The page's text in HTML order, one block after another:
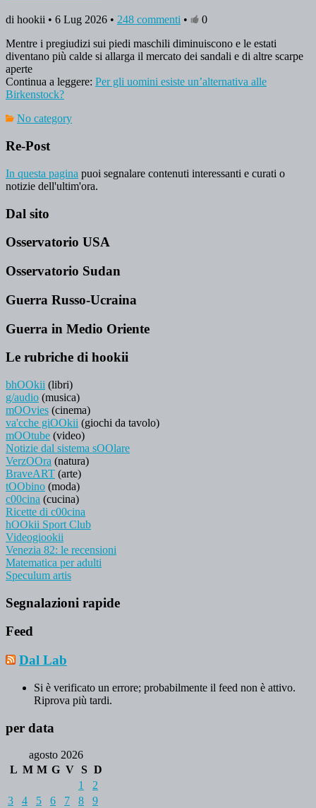
di hookii • 6 Lug 2026 • 248 commenti •
0
Mentre i pregiudizi sui piedi maschili diminuiscono e le estati
diventano più calde si allarga il mercato dei sandali e di altre scarpe
aperte
Continua a leggere: Per gli uomini esiste un’alternativa alle
Birkenstock?
No category
Re-Post
In questa pagina puoi segnalare contenuti interessanti e curati o
notizie dell'ultim'ora.
Dal sito
Osservatorio USA
Osservatorio Sudan
Guerra Russo-Ucraina
Guerra in Medio Oriente
Le rubriche di hookii
bhOOkii (libri)
g/audio (musica)
mOOvies (cinema)
va'cche giOOkii (giochi da tavolo)
mOOtube (video)
Notizie dal sistema sOOlare
VerzOOra (natura)
BraveART (arte)
tOObino (moda)
c00cina (cucina)
Ricette di c00cina
hOOkii Sport Club
Videogiookii
Venezia 82: le recensioni
Matematica per adulti
Speculum artis
Segnalazioni rapide
Feed
Dal Lab
Si è verificato un errore; probabilmente il feed non è attivo.
Riprova più tardi.
per data
agosto 2026
L M M G V S D
1
2
3
4 5 6 7 8
9